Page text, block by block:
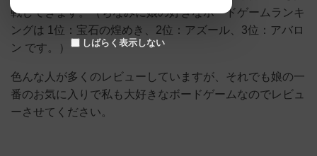
戦してきます。（ちなみに娘の好きなボードゲームランキ
ングは 1位：宝石の煌めき、2位：アズール、3位：アバロ
ン です。）
色んな人が多くのレビューしていますが、それでも娘の一
番のお気に入りで私も大好きなボードゲームなのでレビュ
ーさせてください。
しばらく表示しない